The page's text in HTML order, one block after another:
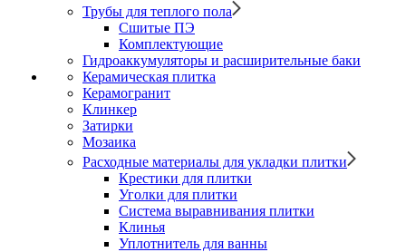
Трубы для теплого пола
Сшитые ПЭ
Комплектующие
Гидроаккумуляторы и расширительные баки
Керамическая плитка
Керамогранит
Клинкер
Затирки
Мозаика
Расходные материалы для укладки плитки
Крестики для плитки
Уголки для плитки
Система выравнивания плитки
Клинья
Уплотнитель для ванны